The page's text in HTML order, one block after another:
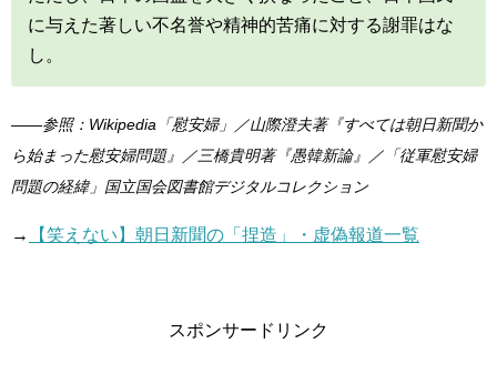
に与えた著しい不名誉や精神的苦痛に対する謝罪はな
し。
――参照：Wikipedia「慰安婦」／山際澄夫著『すべては朝日新聞か
ら始まった慰安婦問題』／三橋貴明著『愚韓新論』／「従軍慰安婦
問題の経緯」国立国会図書館デジタルコレクション
→ 【笑えない】朝日新聞の「捏造」・虚偽報道一覧
スポンサードリンク